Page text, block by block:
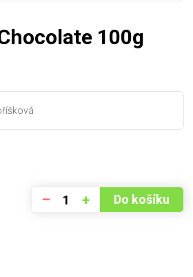
100g
– + Do košíku